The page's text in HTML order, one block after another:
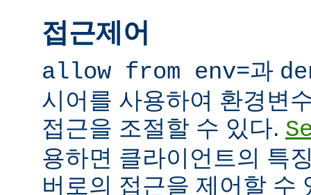
접근제어
allow from env=과
시어를 사용하여 환경변
접근을 조절할 수 있다.
용하면 클라이언트의 특
버로의 접근을 제어할 수